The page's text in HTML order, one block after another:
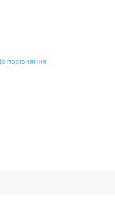
порівняння